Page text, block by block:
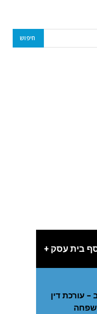
בית עסק +
– עורכת דין